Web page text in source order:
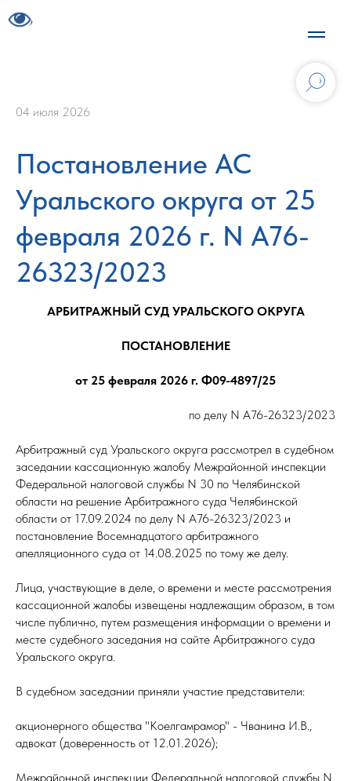
04 июля 2026
Постановление АС
Уральского округа от 25
февраля 2026 г. N А76-
26323/2023
АРБИТРАЖНЫЙ СУД УРАЛЬСКОГО ОКРУГА
ПОСТАНОВЛЕНИЕ
от 25 февраля 2026 г. Ф09-4897/25
по делу N А76-26323/2023
Арбитражный суд Уральского округа рассмотрел в судебном
заседании кассационную жалобу Межрайонной инспекции
Федеральной налоговой службы N 30 по Челябинской
области на решение Арбитражного суда Челябинской
области от 17.09.2024 по делу N А76-26323/2023 и
постановление Восемнадцатого арбитражного
апелляционного суда от 14.08.2025 по тому же делу.
Лица, участвующие в деле, о времени и месте рассмотрения
кассационной жалобы извещены надлежащим образом, в том
числе публично, путем размещения информации о времени и
месте судебного заседания на сайте Арбитражного суда
Уральского округа.
В судебном заседании приняли участие представители:
акционерного общества "Коелгамрамор" - Чванина И.В.,
адвокат (доверенность от 12.01.2026);
Межрайонной инспекции Федеральной налоговой службы N